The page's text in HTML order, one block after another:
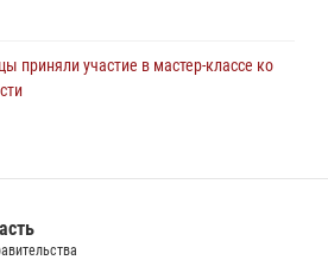
приняли участие в мастер-классе ко